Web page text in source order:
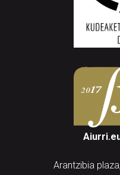
Arantzibia